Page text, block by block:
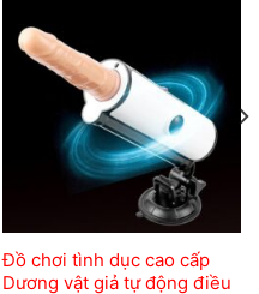
wishlist
Đồ chơi tình dục cao cấp
Dương vật giả tự động điều